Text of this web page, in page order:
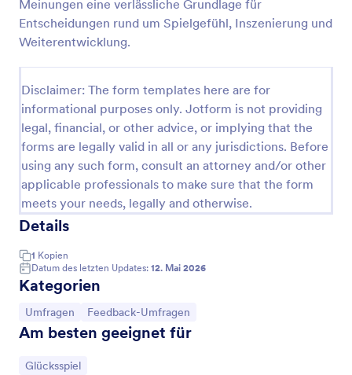
Meinungen eine verlässliche Grundlage für
Entscheidungen rund um Spielgefühl, Inszenierung und
Weiterentwicklung.
Disclaimer: The form templates here are for
informational purposes only. Jotform is not providing
legal, financial, or other advice, or implying that the
forms are legally valid in all or any jurisdictions. Before
using any such form, consult an attorney and/or other
applicable professionals to make sure that the form
meets your needs, legally and otherwise.
Details
1 Kopien
Datum des letzten Updates: 12. Mai 2026
Kategorien
Zur Kategorie:
Umfragen Zur Kategorie:
Feedback-Umfragen
Am besten geeignet für
Zur Kategorie:
Glücksspiel
Vorlage verwenden